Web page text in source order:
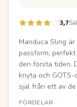
3,7
Manduca Sling
passform,
den första tiden.
knyta och
sjal från ett av
FÖRDELAR